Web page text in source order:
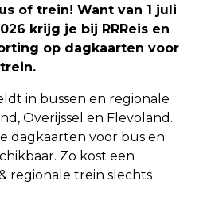
of trein! Want van 1 juli
krijg je bij RRReis en
op dagkaarten voor
in bussen en regionale
Overijssel en Flevoland.
dagkaarten voor bus en
Zo kost een
regionale trein slechts